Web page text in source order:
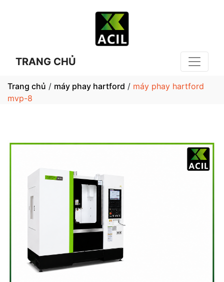
TRANG CHỦ
Trang chủ / máy phay hartford / máy phay hartford
mvp-8